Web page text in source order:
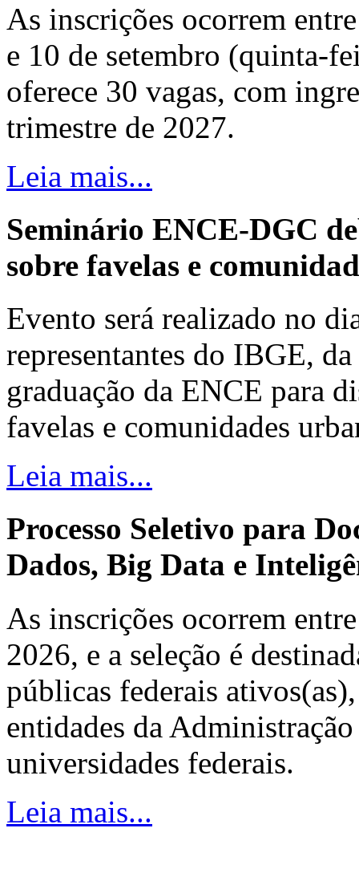
As inscrições ocorrem
e 10 de setembro (quinta-
oferece 30 vagas, com
trimestre de 2027.
Leia mais...
Seminário ENCE-DGC
sobre favelas e
Evento será realizado no
representantes do IBGE,
graduação da ENCE para
favelas e comunidades
Leia mais...
Processo Seletivo para
Dados, Big Data e
As inscrições ocorrem
2026, e a seleção é
públicas federais
entidades da
universidades federais.
Leia mais...